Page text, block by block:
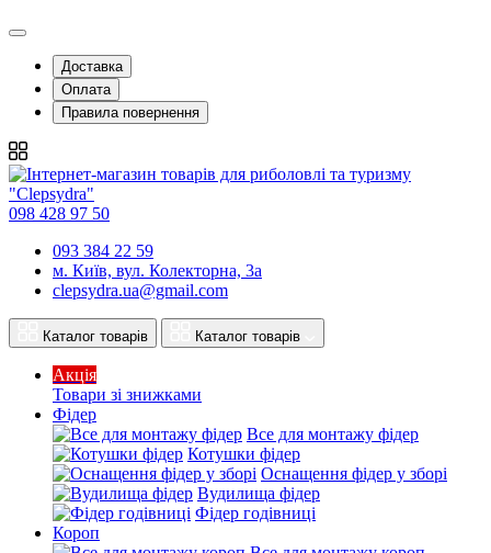
Доставка
Оплата
Правила повернення
098 428 97 50
093 384 22 59
м. Київ, вул. Колекторна, 3а
clepsydra.ua@gmail.com
Каталог товарів Каталог товарів
Акція
Товари зі знижками
Фідер
Все для монтажу фідер
Котушки фідер
Оснащення фідер у зборі
Вудилища фідер
Фідер годівниці
Короп